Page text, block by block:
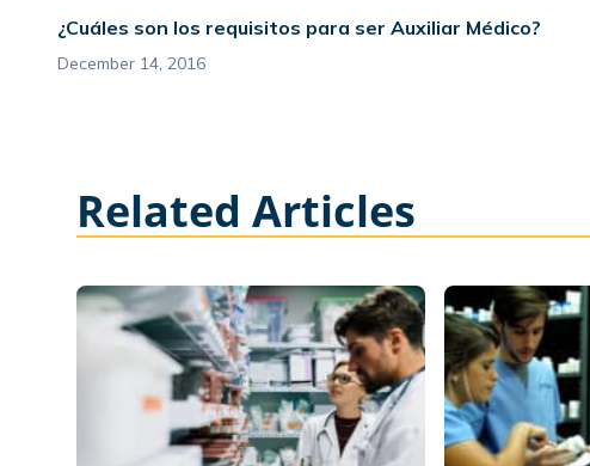
¿Cuáles son los requisitos para ser Auxiliar Médico?
December 14, 2016
Related Articles